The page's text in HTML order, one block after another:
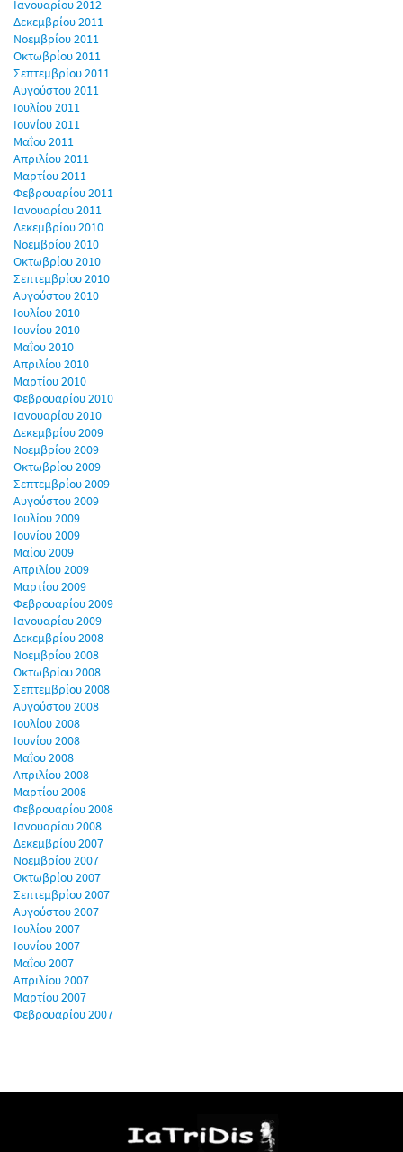
Ιανουαρίου 2012
Δεκεμβρίου 2011
Νοεμβρίου 2011
Οκτωβρίου 2011
Σεπτεμβρίου 2011
Αυγούστου 2011
Ιουλίου 2011
Ιουνίου 2011
Μαΐου 2011
Απριλίου 2011
Μαρτίου 2011
Φεβρουαρίου 2011
Ιανουαρίου 2011
Δεκεμβρίου 2010
Νοεμβρίου 2010
Οκτωβρίου 2010
Σεπτεμβρίου 2010
Αυγούστου 2010
Ιουλίου 2010
Ιουνίου 2010
Μαΐου 2010
Απριλίου 2010
Μαρτίου 2010
Φεβρουαρίου 2010
Ιανουαρίου 2010
Δεκεμβρίου 2009
Νοεμβρίου 2009
Οκτωβρίου 2009
Σεπτεμβρίου 2009
Αυγούστου 2009
Ιουλίου 2009
Ιουνίου 2009
Μαΐου 2009
Απριλίου 2009
Μαρτίου 2009
Φεβρουαρίου 2009
Ιανουαρίου 2009
Δεκεμβρίου 2008
Νοεμβρίου 2008
Οκτωβρίου 2008
Σεπτεμβρίου 2008
Αυγούστου 2008
Ιουλίου 2008
Ιουνίου 2008
Μαΐου 2008
Απριλίου 2008
Μαρτίου 2008
Φεβρουαρίου 2008
Ιανουαρίου 2008
Δεκεμβρίου 2007
Νοεμβρίου 2007
Οκτωβρίου 2007
Σεπτεμβρίου 2007
Αυγούστου 2007
Ιουλίου 2007
Ιουνίου 2007
Μαΐου 2007
Απριλίου 2007
Μαρτίου 2007
Φεβρουαρίου 2007